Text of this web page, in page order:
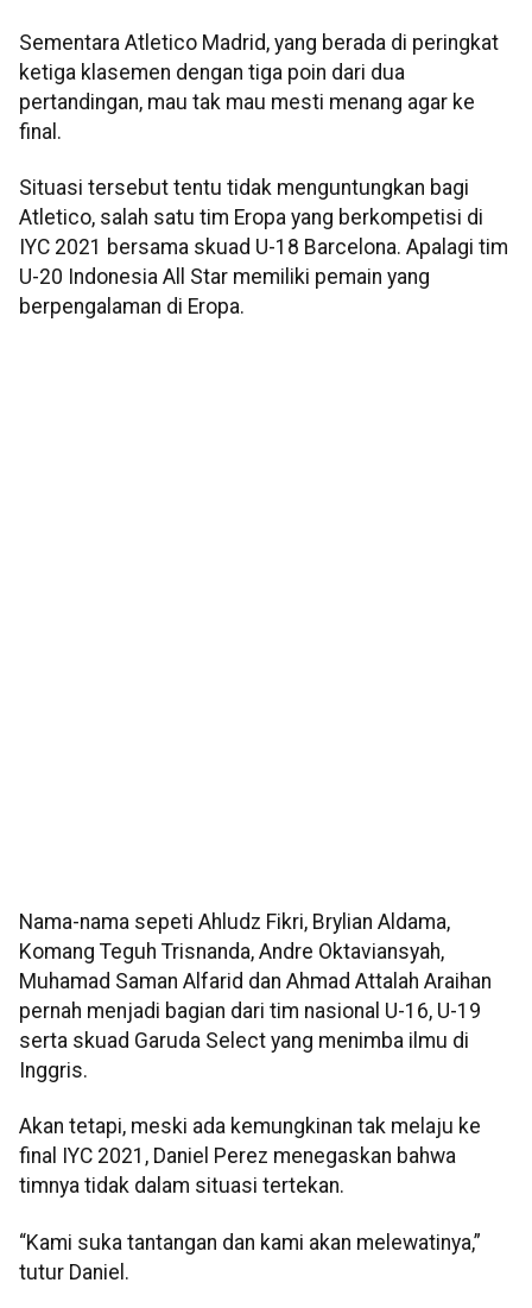
Sementara Atletico Madrid, yang berada di peringkat
ketiga klasemen dengan tiga poin dari dua
pertandingan, mau tak mau mesti menang agar ke
final.
Situasi tersebut tentu tidak menguntungkan bagi
Atletico, salah satu tim Eropa yang berkompetisi di
IYC 2021 bersama skuad U-18 Barcelona. Apalagi tim
U-20 Indonesia All Star memiliki pemain yang
berpengalaman di Eropa.
Nama-nama sepeti Ahludz Fikri, Brylian Aldama,
Komang Teguh Trisnanda, Andre Oktaviansyah,
Muhamad Saman Alfarid dan Ahmad Attalah Araihan
pernah menjadi bagian dari tim nasional U-16, U-19
serta skuad Garuda Select yang menimba ilmu di
Inggris.
Akan tetapi, meski ada kemungkinan tak melaju ke
final IYC 2021, Daniel Perez menegaskan bahwa
timnya tidak dalam situasi tertekan.
“Kami suka tantangan dan kami akan melewatinya,”
tutur Daniel.